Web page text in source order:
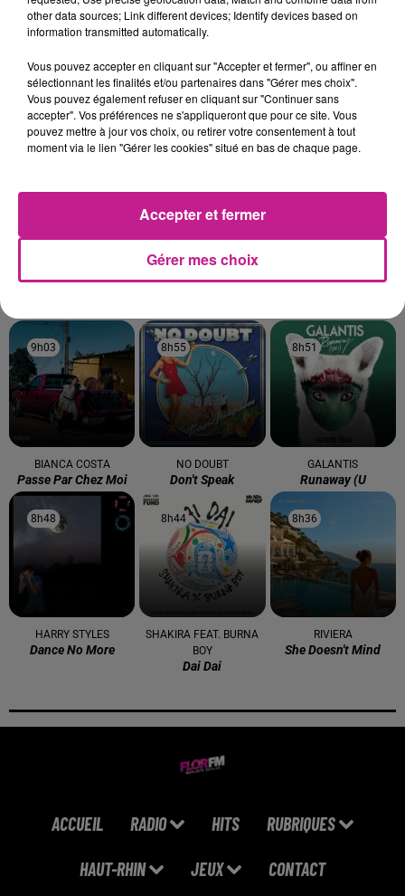
TITRES DIFFUSÉS
9h03
9h03
BIANCA COSTA
Passe Par Chez Moi
8h55
8h55
NO DOUBT
Don't Speak
8h51
8h51
GALANTIS
Runaway (u
8h48
8h48
HARRY STYLES
Dance No More
8h44
8h44
SHAKIRA FEAT. BURNA
BOY
Dai Dai
8h36
8h36
RIVIERA
She Doesn't Mind
ACCUEIL RADIO HITS RUBRIQUES
HAUT-RHIN JEUX CONTACT
other data sources; Link different devices; Identify devices based on
information transmitted automatically.
Vous pouvez accepter en cliquant sur "Accepter et fermer", ou affiner en
sélectionnant les finalités et/ou partenaires dans "Gérer mes choix".
Vous pouvez également refuser en cliquant sur "Continuer sans
accepter". Vos préférences ne s'appliqueront que pour ce site. Vous
pouvez mettre à jour vos choix, ou retirer votre consentement à tout
moment via le lien "Gérer les cookies" situé en bas de chaque page.
Gérer mes choix
Accepter et fermer